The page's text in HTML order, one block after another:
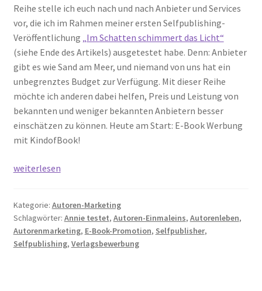
Reihe stelle ich euch nach und nach Anbieter und Services
vor, die ich im Rahmen meiner ersten Selfpublishing-
Veröffentlichung „Im Schatten schimmert das Licht“
(siehe Ende des Artikels) ausgetestet habe. Denn: Anbieter
gibt es wie Sand am Meer, und niemand von uns hat ein
unbegrenztes Budget zur Verfügung. Mit dieser Reihe
möchte ich anderen dabei helfen, Preis und Leistung von
bekannten und weniger bekannten Anbietern besser
einschätzen zu können. Heute am Start: E-Book Werbung
mit KindofBook!
Annie
E-
Book-
Werbung
weiterlesen
Kategorie: Autoren-Marketing
Schlagwörter: Annie testet, Autoren-Einmaleins, Autorenleben,
Autorenmarketing, E-Book-Promotion, Selfpublisher,
Selfpublishing, Verlagsbewerbung